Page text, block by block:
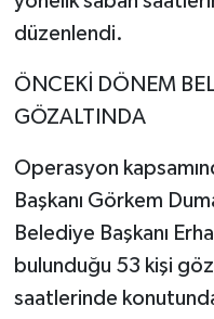
düzenlendi.
ÖNCEKİ DÖNEM
GÖZALTINDA
Operasyon
Başkanı Görkem
Belediye Başkanı
bulunduğu 53 kişi
saatlerinde